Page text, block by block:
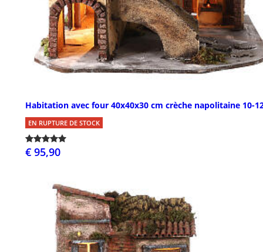
Habitation avec four 40x40x30 cm crèche napolitaine 10-
EN RUPTURE DE STOCK
€ 95,90